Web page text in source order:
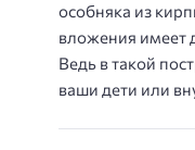
особняка из
вложения имеет
Ведь в такой
ваши дети или